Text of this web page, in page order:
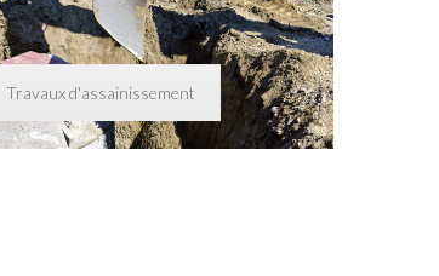
Travaux d'assainissement